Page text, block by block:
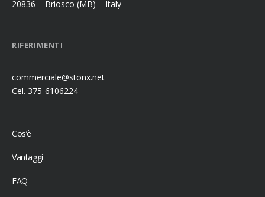
20836 – Briosco (MB) – Italy
RIFERIMENTI
commerciale@stonx.net
Cel. 375-6106224
Cos’è
Vantaggi
FAQ